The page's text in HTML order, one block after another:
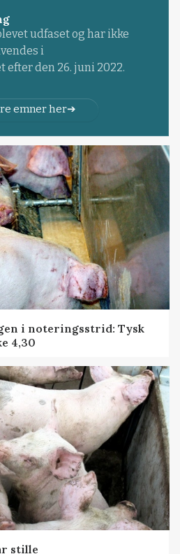
udfaset og har ikke
i
den 26. juni 2022.
emner her
i noteringsstrid: Tysk
4,30
stille